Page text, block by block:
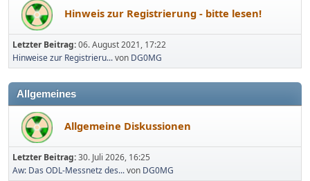
Hinweis zur Registrierung - bitte lesen!
Letzter Beitrag:06. August 2021, 17:22
Hinweise zur Registrieru...von DG0MG
Allgemeines
Allgemeine Diskussionen
Letzter Beitrag:30. Juli 2026, 16:25
Aw: Das ODL-Messnetz des...von DG0MG